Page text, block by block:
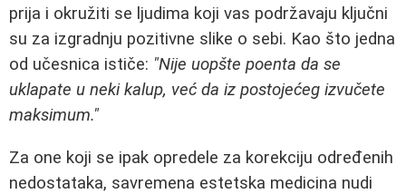
prija i okružiti se ljudima koji vas podržavaju ključni
su za izgradnju pozitivne slike o sebi. Kao što jedna
od učesnica ističe: "Nije uopšte poenta da se
uklapate u neki kalup, već da iz postojećeg izvučete
maksimum."
Za one koji se ipak opredele za korekciju određenih
nedostataka, savremena estetska medicina nudi